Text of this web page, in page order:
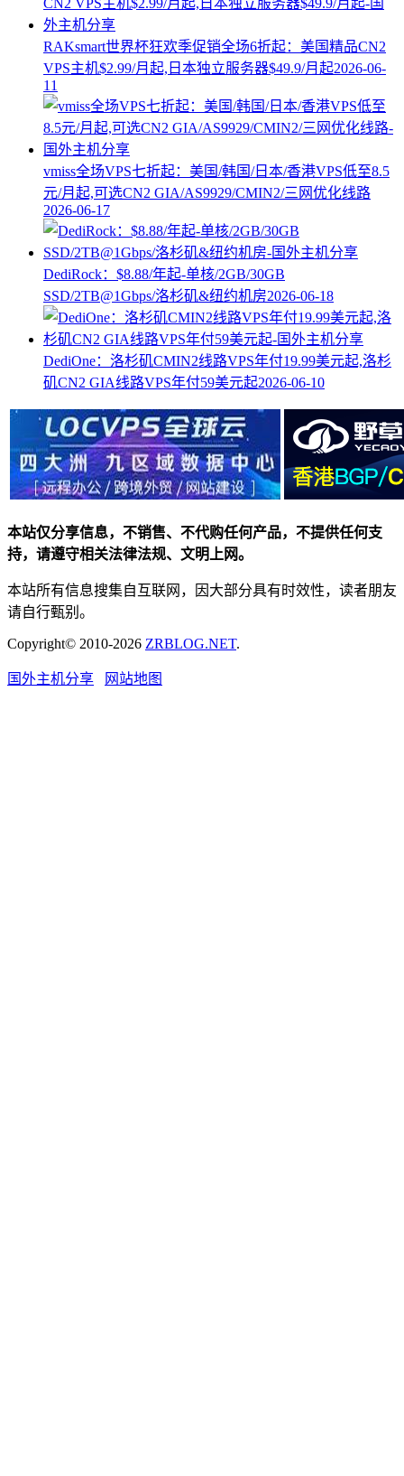
RAKsmart世界杯狂欢季促销全场6折起：美国精品CN2
VPS主机$2.99/月起,日本独立服务器$49.9/月起2026-06-
11
vmiss全场VPS七折起：美国/韩国/日本/香港VPS低至8.5
元/月起,可选CN2 GIA/AS9929/CMIN2/三网优化线路
2026-06-17
DediRock：$8.88/年起-单核/2GB/30GB
SSD/2TB@1Gbps/洛杉矶&纽约机房2026-06-18
DediOne：洛杉矶CMIN2线路VPS年付19.99美元起,洛杉
矶CN2 GIA线路VPS年付59美元起2026-06-10
本站仅分享信息，不销售、不代购任何产品，不提供任何支
持，请遵守相关法律法规、文明上网。
本站所有信息搜集自互联网，因大部分具有时效性，读者朋友
请自行甄别。
Copyright© 2010-2026 ZRBLOG.NET.
国外主机分享 网站地图